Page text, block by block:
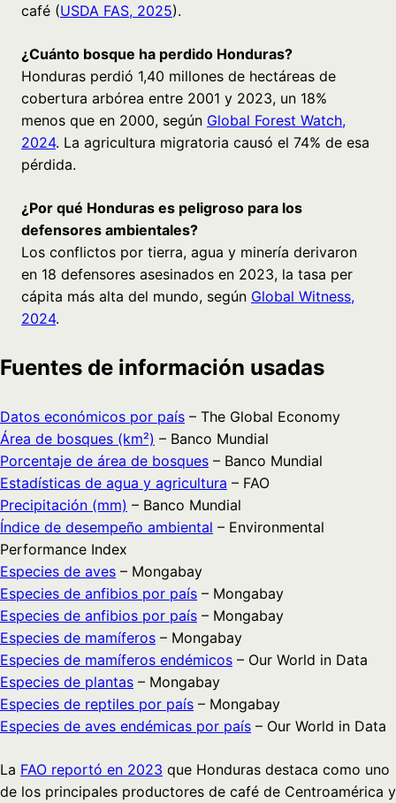
café (USDA FAS, 2025).
¿Cuánto bosque ha perdido Honduras?
Honduras perdió 1,40 millones de hectáreas de
cobertura arbórea entre 2001 y 2023, un 18%
menos que en 2000, según Global Forest Watch,
2024. La agricultura migratoria causó el 74% de esa
pérdida.
¿Por qué Honduras es peligroso para los
defensores ambientales?
Los conflictos por tierra, agua y minería derivaron
en 18 defensores asesinados en 2023, la tasa per
cápita más alta del mundo, según Global Witness,
2024.
Fuentes de información usadas
Datos económicos por país – The Global Economy
Área de bosques (km²) – Banco Mundial
Porcentaje de área de bosques – Banco Mundial
Estadísticas de agua y agricultura – FAO
Precipitación (mm) – Banco Mundial
Índice de desempeño ambiental – Environmental
Performance Index
Especies de aves – Mongabay
Especies de anfibios por país – Mongabay
Especies de anfibios por país – Mongabay
Especies de mamíferos – Mongabay
Especies de mamíferos endémicos – Our World in Data
Especies de plantas – Mongabay
Especies de reptiles por país – Mongabay
Especies de aves endémicas por país – Our World in Data
La FAO reportó en 2023 que Honduras destaca como uno
de los principales productores de café de Centroamérica y